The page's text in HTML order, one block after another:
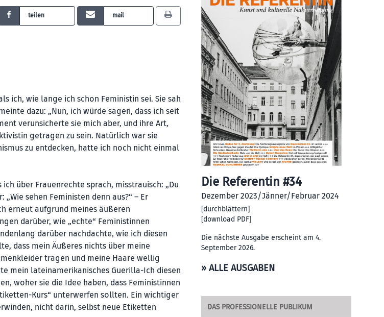
teilen mail
ich, wie lange ich schon Feministin sei. Sie sah
dazu: „Nun, ich würde sagen, dass ich seit
verunsicherte sie mich aber, und ihre Art,
getragen zu sein. Natürlich war sie
zu entdecken, hatte ich noch nicht einmal
über Frauenrechte sprach, misstrauisch: „Du
sehen Feministen denn aus?“ – Er
erneut aufgrund meines äußeren
darüber, wie „echte“ Feministinnen
darüber nachdachte, wie ich diesen
dass mein Äußeres nichts über meine
tragen und meine Haare wellig
mein lateinamerikanisches Guerilla-Ich diesen
woher sie die Idee haben, dass Feministinnen
Kurs“ unterwerfen sollten. Ein wichtiger
nicht darin, selbst neue Etiketten
Die Referentin #34
Dezember 2023/Jänner/Februar 2024
[durchblättern]
[download PDF]
Die nächste Ausgabe erscheint am 4.
September 2026.
» ALLE AUSGABEN
DAS PROFESSIONELLE PUBLIKUM